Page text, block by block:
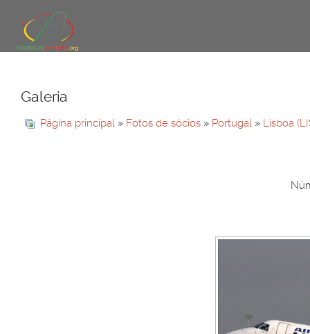
Galeria
Página principal » Fotos de sócios » Portugal » Lisboa